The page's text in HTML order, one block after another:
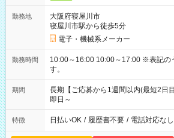
勤務地
大阪府寝屋川市
寝屋川市駅から徒歩5分
電子・機械系メーカー
勤務時間
10:00～16:00 10:00～17:00 ※表記のうち実働5時間から6時間で
す。
期間
長期【ご応募から1週間以内(最短2日
即日～
特徴 日払いOK / 履歴書不要 / 電話対応なし